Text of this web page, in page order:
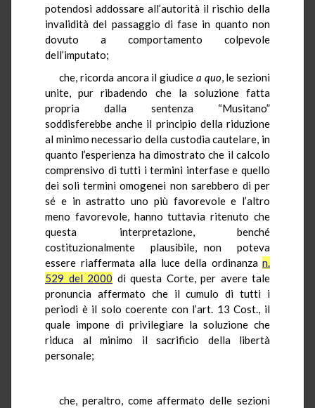
potendosi addossare all’autorità il rischio della
invalidità del passaggio di fase in quanto non
dovuto a comportamento colpevole
dell’imputato;
che, ricorda ancora il giudice a quo, le sezioni
unite, pur ribadendo che la soluzione fatta
propria dalla sentenza “Musitano”
soddisferebbe anche il principio della riduzione
al minimo necessario della custodia cautelare, in
quanto l’esperienza ha dimostrato che il calcolo
comprensivo di tutti i termini interfase e quello
dei soli termini omogenei non sarebbero di per
sé e in astratto uno più favorevole e l’altro
meno favorevole, hanno tuttavia ritenuto che
questa interpretazione, benché
costituzionalmente plausibile, non poteva
essere riaffermata alla luce della ordinanza n.
529 del 2000 di questa Corte, per avere tale
pronuncia affermato che il cumulo di tutti i
periodi è il solo coerente con l’art. 13 Cost., il
quale impone di privilegiare la soluzione che
riduca al minimo il sacrificio della libertà
personale;
che, peraltro, come affermato delle sezioni